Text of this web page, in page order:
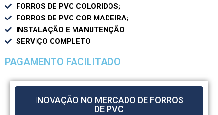
FORROS DE PVC COLORIDOS;
FORROS DE PVC COR MADEIRA;
INSTALAÇÃO E MANUTENÇÃO
SERVIÇO COMPLETO
PAGAMENTO FACILITADO
INOVAÇÃO NO MERCADO DE FORROS
DE PVC